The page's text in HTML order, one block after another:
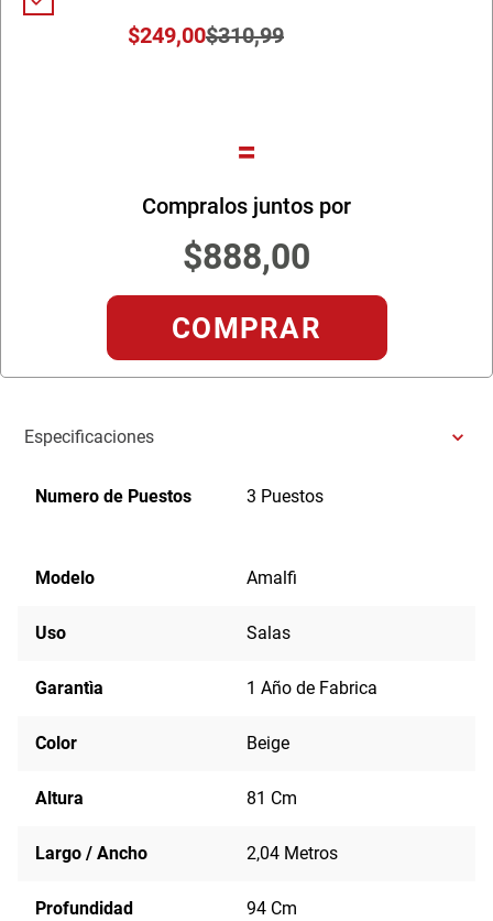
$249,00$310,99
=
Compralos juntos por
$888,00
COMPRAR
Especificaciones
Numero de Puestos 3 Puestos
Modelo Amalfi
Uso Salas
Garantìa 1 Año de Fabrica
Color Beige
Altura 81 Cm
Largo / Ancho 2,04 Metros
Profundidad 94 Cm